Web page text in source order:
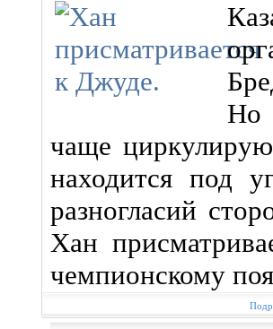
Но
чаще
находится под
разногласий
Хан
чемпионскому